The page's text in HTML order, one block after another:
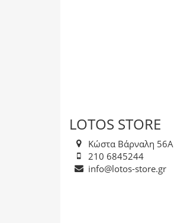
LOTOS STORE
Κώστα Βάρναλη 56Α
210 6845244
info@lotos-store.gr